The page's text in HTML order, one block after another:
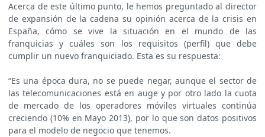
Acerca de este último punto, le hemos preguntado al director
de expansión de la cadena su opinión acerca de la crisis en
España, cómo se vive la situación en el mundo de las
franquicias y cuáles son los requisitos (perfil) que debe
cumplir un nuevo franquiciado. Esta es su respuesta:
“Es una época dura, no se puede negar, aunque el sector de
las telecomunicaciones está en auge y por otro lado la cuota
de mercado de los operadores móviles virtuales continúa
creciendo (10% en Mayo 2013), por lo que son datos positivos
para el modelo de negocio que tenemos.